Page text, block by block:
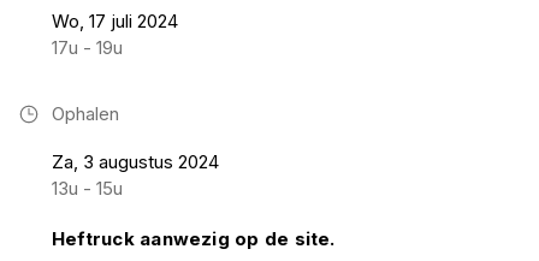
Wo, 17 juli 2024
17u - 19u
Ophalen
Za, 3 augustus 2024
13u - 15u
Heftruck aanwezig op de site.